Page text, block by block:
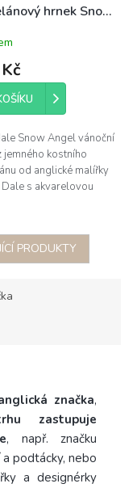
hrnek Snow
a červenkou
Snow Angel vánoční
jemného kostního
od anglické malířky
s akvarelovou
PRODUKTY
značka,
zastupuje
, např. značku
podtácky, nebo
a designérky